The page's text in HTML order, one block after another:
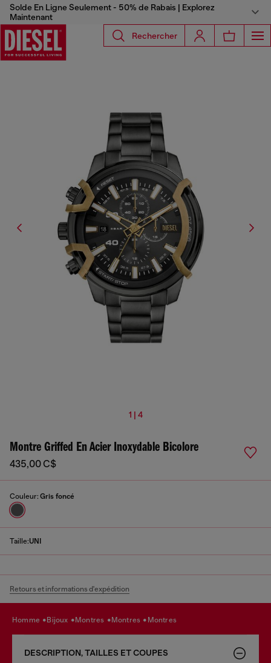
Solde En Ligne Seulement - 50% de Rabais | Explorez
Maintenant
Rechercher
1 | 4
Montre Griffed En Acier Inoxydable Bicolore
435,00 C$
Couleur: Gris foncé
Taille:UNI
Retours et informations d'expédition
homme bijoux montres montres montres
DESCRIPTION, TAILLES ET COUPES